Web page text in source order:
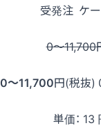
受発注 ケ
0〜11,700
0〜11,700円(税抜)
単価： 13